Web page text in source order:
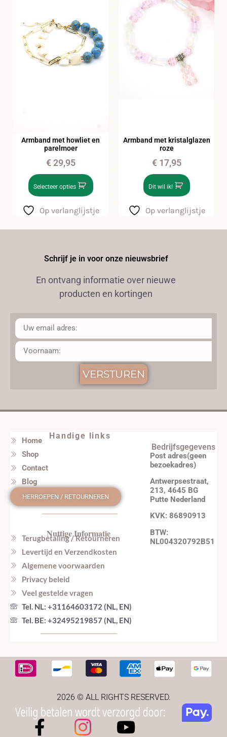
Armband met howliet en
parelmoer
€29,95
Selecteer opties
Op verlanglijstje
Armband met kristalglazen
roze
€17,95
Dit wil ik!
Op verlanglijstje
Schrijf je in voor onze nieuwsbrief
En ontvang informatie over nieuwe
producten en kortingen
VERSTUREN
Handige links
Home
Shop
Contact
Blog
HERROEPEN / RETOURNEREN
Nuttige Informatie
Terugbetaling / Retourneren
Levertijd en Verzendkosten
Algemene voorwaarden
Privacy beleid
Veel gestelde vragen
Tel. NL: +31164603172 (NL, EN)
Tel. BE: +32495219857 (NL, EN)
Bedrijfsgegevens
Post adres(geen
bezoekadres)
Antwerpsestraat,
213, 4645 BG
Putte Nederland
KVK: 86890913
BTW:
NL004320792B51
2026 © ALL RIGHTS RESERVED.